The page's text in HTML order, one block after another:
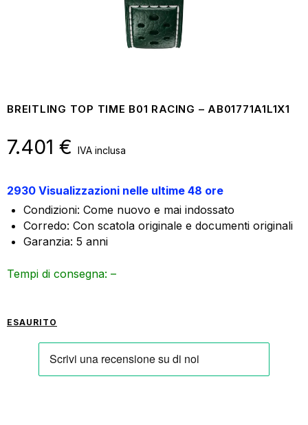
BREITLING TOP TIME B01 RACING – AB01771A1L1X1
7.401 € IVA inclusa
2930 Visualizzazioni nelle ultime 48 ore
Condizioni: Come nuovo e mai indossato
Corredo: Con scatola originale e documenti originali
Garanzia: 5 anni
Tempi di consegna: –
ESAURITO